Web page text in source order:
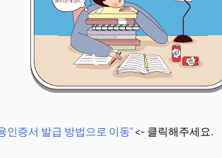
인증서 발급 방법으로 이동"<- 클릭해주세요.